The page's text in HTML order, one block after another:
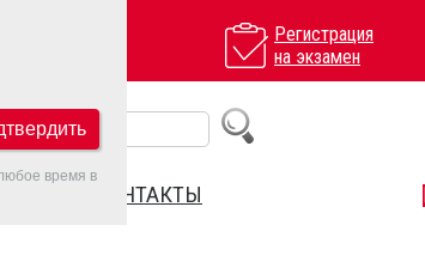
Регистрация
на экзамен
2022 КОНТАКТЫ
время в